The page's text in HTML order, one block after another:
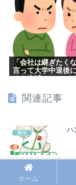
「会社は継ぎたく
言って大学中退後
関連記事
嫌儲 ハ
嫌儲
ホーム